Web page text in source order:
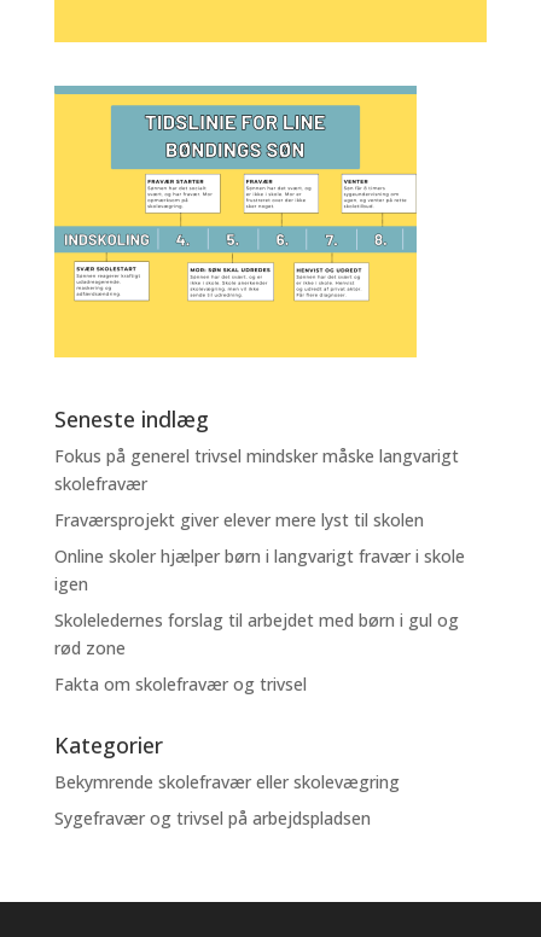
Seneste indlæg
Fokus på generel trivsel mindsker måske langvarigt
skolefravær
Fraværsprojekt giver elever mere lyst til skolen
Online skoler hjælper børn i langvarigt fravær i skole
igen
Skoleledernes forslag til arbejdet med børn i gul og
rød zone
Fakta om skolefravær og trivsel
Kategorier
Bekymrende skolefravær eller skolevægring
Sygefravær og trivsel på arbejdspladsen